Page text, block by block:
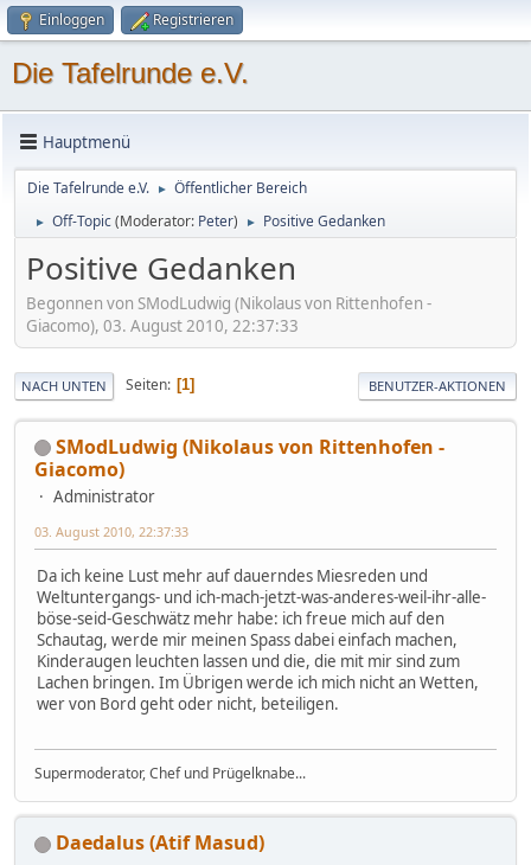
Einloggen Registrieren
Die Tafelrunde e.V.
Hauptmenü
Die Tafelrunde e.V. ► Öffentlicher Bereich
► Off-Topic(Moderator: Peter) ► Positive Gedanken
Positive Gedanken
Begonnen von SModLudwig (Nikolaus von Rittenhofen -
Giacomo), 03. August 2010, 22:37:33
NACH UNTEN Seiten 1 BENUTZER-AKTIONEN
SModLudwig (Nikolaus von Rittenhofen -
Giacomo)
Administrator
03. August 2010, 22:37:33
Da ich keine Lust mehr auf dauerndes Miesreden und
Weltuntergangs- und ich-mach-jetzt-was-anderes-weil-ihr-alle-
böse-seid-Geschwätz mehr habe: ich freue mich auf den
Schautag, werde mir meinen Spass dabei einfach machen,
Kinderaugen leuchten lassen und die, die mit mir sind zum
Lachen bringen. Im Übrigen werde ich mich nicht an Wetten,
wer von Bord geht oder nicht, beteiligen.
Supermoderator, Chef und Prügelknabe...
Daedalus (Atif Masud)